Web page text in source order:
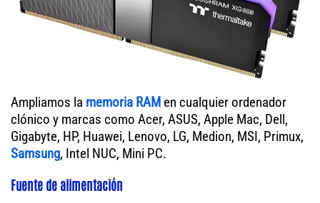
Ampliamos la memoria RAM en cualquier ordenador
clónico y marcas como Acer, ASUS, Apple Mac, Dell,
Gigabyte, HP, Huawei, Lenovo, LG, Medion, MSI, Primux,
Samsung, Intel NUC, Mini PC.
Fuente de alimentación